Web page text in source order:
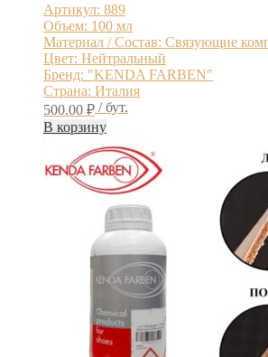
Артикул: 889
Объем: 100 мл
Материал / Состав: Связующие
Цвет: Нейтральный
Бренд: "KENDA FARBEN"
Страна: Италия
500.00 ₽ / бут.
В корзину